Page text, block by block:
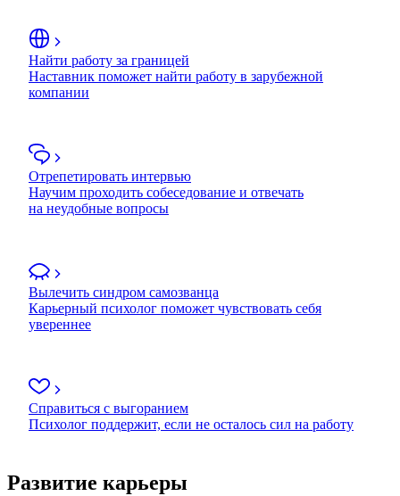
Найти работу за границей
Наставник поможет найти работу в зарубежной
компании
Отрепетировать интервью
Научим проходить собеседование и отвечать
на неудобные вопросы
Вылечить синдром самозванца
Карьерный психолог поможет чувствовать себя
увереннее
Справиться с выгоранием
Психолог поддержит, если не осталось сил на работу
Развитие карьеры